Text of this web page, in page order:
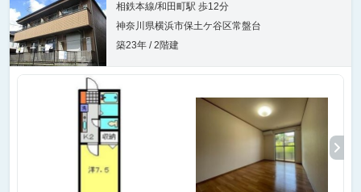
相鉄本線/和田町駅 歩12分
神奈川県横浜市保土ケ谷区常盤台
築23年 / 2階建